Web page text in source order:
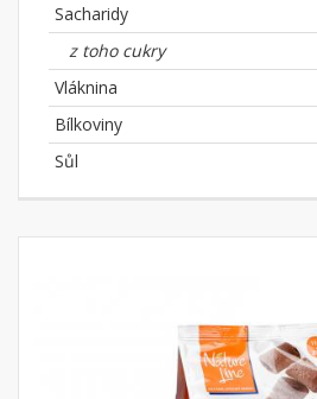
Sacharidy
z toho cukry
Vláknina
Bílkoviny
Sůl